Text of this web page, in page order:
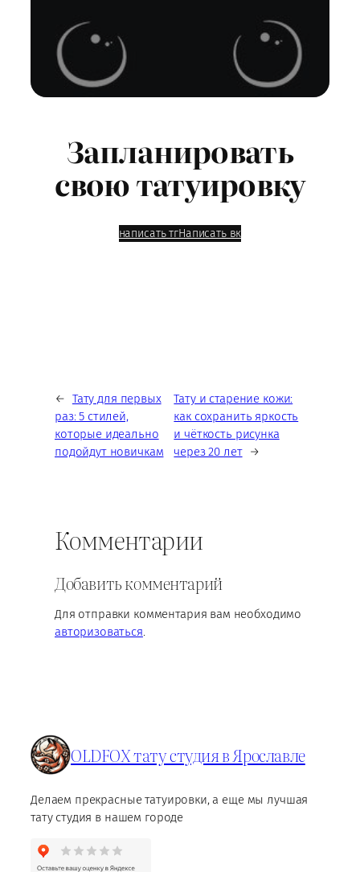
Запланировать
свою татуировку
написать тгНаписать вк
← Тату для первых
раз: 5 стилей,
которые идеально
подойдут новичкам
Тату и старение кожи:
как сохранить яркость
и чёткость рисунка
через 20 лет →
Комментарии
Добавить комментарий
Для отправки комментария вам необходимо
авторизоваться.
OLDFOX тату студия в Ярославле
Делаем прекрасные татуировки, а еще мы лучшая
тату студия в нашем городе